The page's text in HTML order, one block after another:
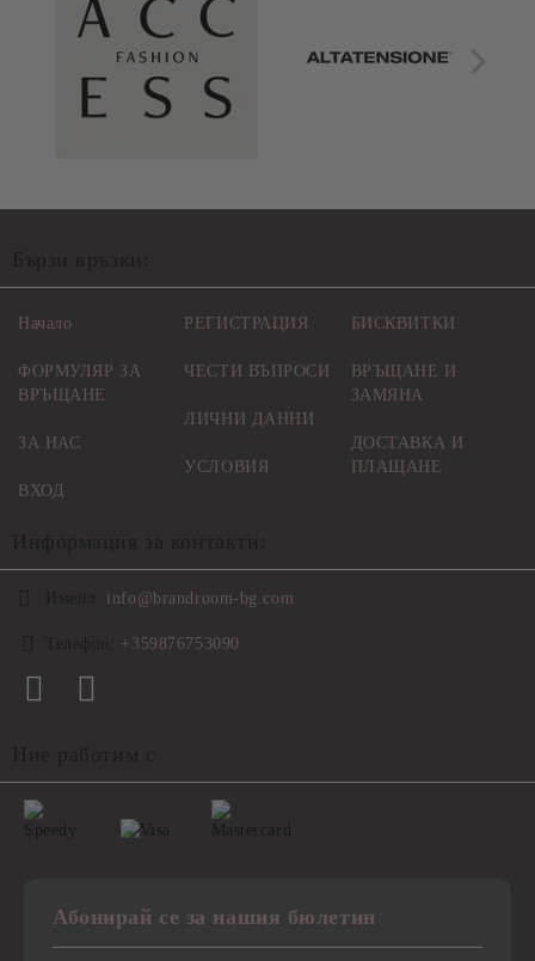
Начало
ФОРМУЛЯР ЗА
ВРЪЩАНЕ
ЗА НАС
ВХОД
РЕГИСТРАЦИЯ
ЧЕСТИ ВЪПРОСИ
ЛИЧНИ ДАННИ
УСЛОВИЯ
БИСКВИТКИ
ВРЪЩАНЕ И
ЗАМЯНА
ДОСТАВКА И
ПЛАЩАНЕ
info@brandroom-bg.com
+359876753090
Абонирай се за нашия бюлетин